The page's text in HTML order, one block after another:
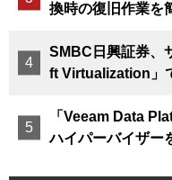
換時の復旧作業を
SMBC日興証券、
ft Virtualization」
「Veeam Data
ハイパーバイザー